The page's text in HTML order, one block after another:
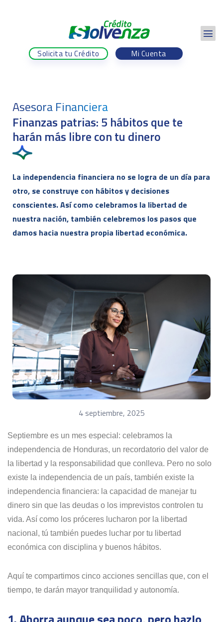
Solicita tu Crédito Mi Cuenta
Asesora Financiera
Finanzas patrias: 5 hábitos que te
harán más libre con tu dinero
La independencia financiera no se logra de un día para
otro, se construye con hábitos y decisiones
conscientes. Así como celebramos la libertad de
nuestra nación, también celebremos los pasos que
damos hacia nuestra propia libertad económica.
4 septiembre, 2025
Septiembre es un mes especial: celebramos la
independencia de Honduras, un recordatorio del valor de
la libertad y la responsabilidad que conlleva. Pero no solo
existe la independencia de un país, también existe la
independencia financiera: la capacidad de manejar tu
dinero sin que las deudas o los imprevistos controlen tu
vida. Así como los próceres lucharon por la libertad
nacional, tú también puedes luchar por tu libertad
económica con disciplina y buenos hábitos.
Aquí te compartimos cinco acciones sencillas que, con el
tiempo, te darán mayor tranquilidad y autonomía.